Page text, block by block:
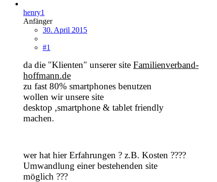
henry1
Anfänger
30. April 2015
#1
da die "Klienten" unserer site Familienverband-
hoffmann.de
zu fast 80% smartphones benutzen
wollen wir unsere site
desktop ,smartphone & tablet friendly
machen.
wer hat hier Erfahrungen ? z.B. Kosten ????
Umwandlung einer bestehenden site
möglich ???